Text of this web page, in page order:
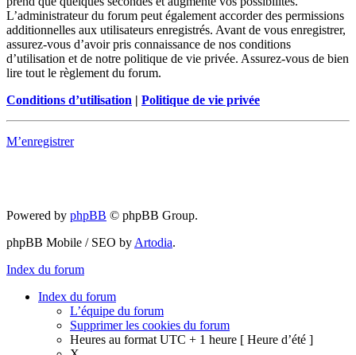
L’administrateur du forum peut également accorder des permissions
additionnelles aux utilisateurs enregistrés. Avant de vous enregistrer,
assurez-vous d’avoir pris connaissance de nos conditions
d’utilisation et de notre politique de vie privée. Assurez-vous de bien
lire tout le règlement du forum.
Conditions d’utilisation | Politique de vie privée
M’enregistrer
Powered by phpBB © phpBB Group.
phpBB Mobile / SEO by Artodia.
Index du forum
Index du forum
L’équipe du forum
Supprimer les cookies du forum
Heures au format UTC + 1 heure [ Heure d’été ]